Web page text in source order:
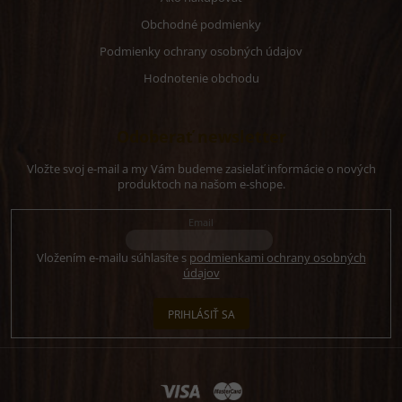
Obchodné podmienky
Podmienky ochrany osobných údajov
Hodnotenie obchodu
Vložte svoj e-mail a my Vám budeme zasielať informácie o nových
produktoch na našom e-shope.
Email
Vložením e-mailu súhlasíte s podmienkami ochrany osobných
údajov
PRIHLÁSIŤ SA